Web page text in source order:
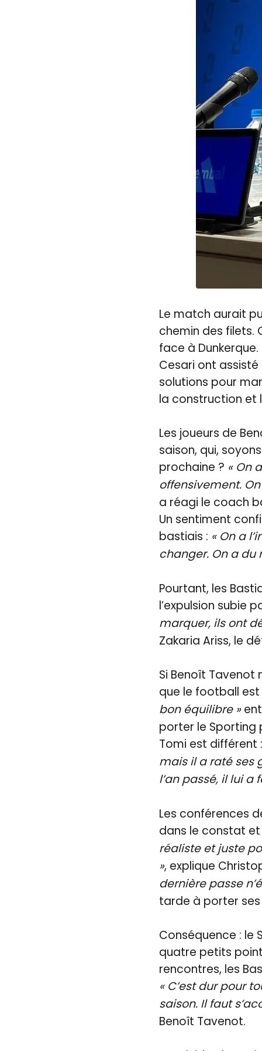
Le match aurait
chemin des filets.
face à
Cesari ont
solutions pour
la construction et
Les joueurs de
saison, qui,
prochaine ? « On
offensivement.
a réagi le coach
Un sentiment
bastiais : « On a
changer. On a du
Pourtant, les
l’expulsion subie
marquer, ils ont
Zakaria Ariss, le
Si Benoît Tavenot
que le football
bon équilibre »
porter le Sporting
Tomi est différent
mais il a raté ses
l’an passé, il lui a
Les conférences
dans le constat
réaliste et juste
», explique
dernière passe
tarde à porter
Conséquence : le
quatre petits
rencontres, les
« C’est dur pour
saison. Il faut
Benoît Tavenot.